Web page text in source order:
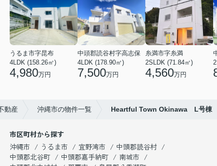
うるま市字昆布
4LDK (158.26㎡)
4,980万円
中頭郡読谷村字高志保
4LDK (178.90㎡)
7,500万円
糸満市字糸満
2SLDK (71.84㎡)
4,560万円
動産 沖縄市の物件一覧 Heartful Town Okinawa L号棟
市区町村から探す
沖縄市
うるま市 宜野湾市
中頭郡読谷村
中頭郡北谷町
中頭郡嘉手納町
南城市